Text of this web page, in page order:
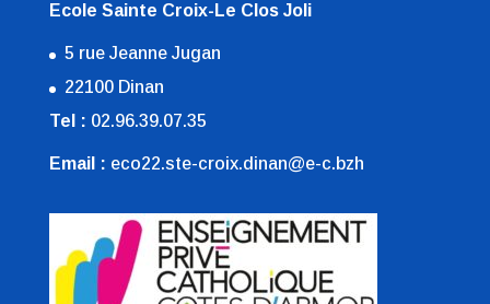
Ecole Sainte Croix-Le Clos Joli
5 rue Jeanne Jugan
22100 Dinan
Tel : 02.96.39.07.35
Email : eco22.ste-croix.dinan@e-c.bzh